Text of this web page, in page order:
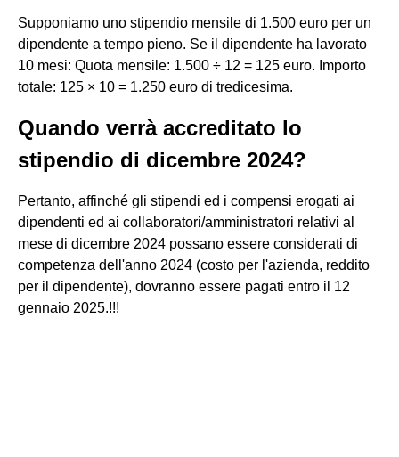
Supponiamo uno stipendio mensile di 1.500 euro per un
dipendente a tempo pieno. Se il dipendente ha lavorato
10 mesi: Quota mensile: 1.500 ÷ 12 = 125 euro. Importo
totale: 125 × 10 = 1.250 euro di tredicesima.
Quando verrà accreditato lo
stipendio di dicembre 2024?
Pertanto, affinché gli stipendi ed i compensi erogati ai
dipendenti ed ai collaboratori/amministratori relativi al
mese di dicembre 2024 possano essere considerati di
competenza dell'anno 2024 (costo per l'azienda, reddito
per il dipendente), dovranno essere pagati entro il 12
gennaio 2025.!!!